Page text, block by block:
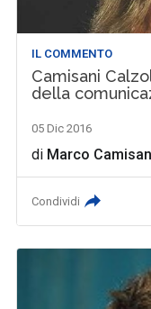
IL COMMENTO
Camisani
della
05 Dic 2016
di Marco
Condividi